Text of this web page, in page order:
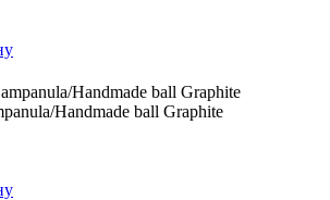
Handmade ball Graphite